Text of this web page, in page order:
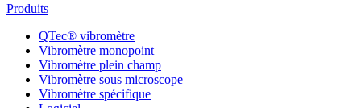
Produits
QTec® vibromètre
Vibromètre monopoint
Vibromètre plein champ
Vibromètre sous microscope
Vibromètre spécifique